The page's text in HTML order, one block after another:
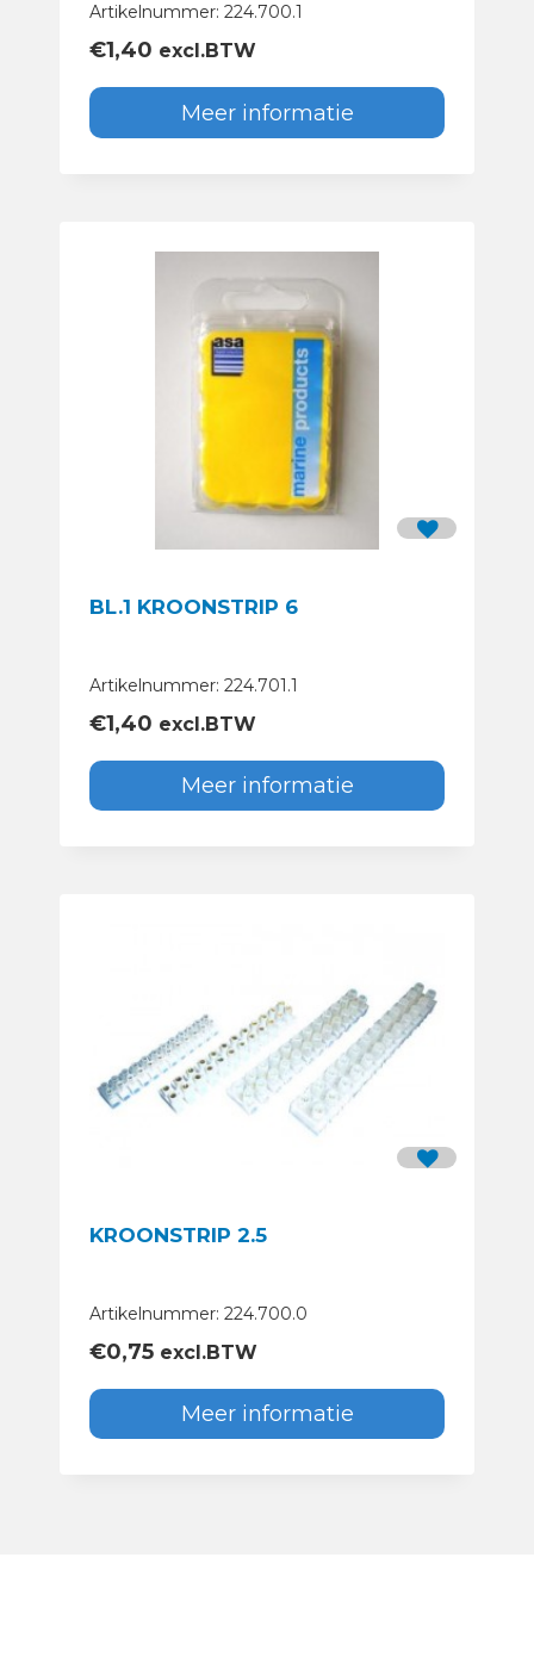
Artikelnummer: 224.700.1
€1,40 excl.BTW
Meer informatie
BL.1 KROONSTRIP 6
Artikelnummer: 224.701.1
€1,40 excl.BTW
Meer informatie
KROONSTRIP 2.5
Artikelnummer: 224.700.0
€0,75 excl.BTW
Meer informatie